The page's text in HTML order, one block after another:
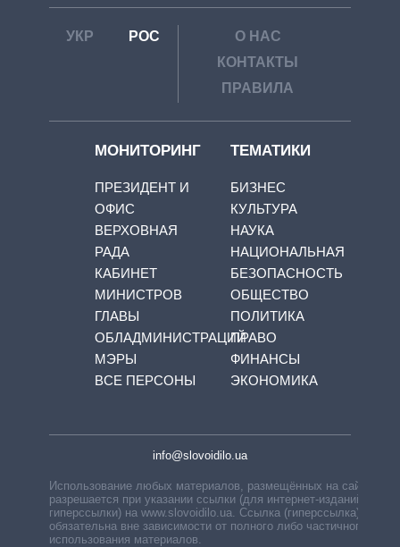
УКР РОС
О НАС
КОНТАКТЫ
ПРАВИЛА
МОНИТОРИНГ
ПРЕЗИДЕНТ И
ОФИС
ВЕРХОВНАЯ
РАДА
КАБИНЕТ
МИНИСТРОВ
ГЛАВЫ
ОБЛАДМИНИСТРАЦИЙ
МЭРЫ
ВСЕ ПЕРСОНЫ
ТЕМАТИКИ
БИЗНЕС
КУЛЬТУРА
НАУКА
НАЦИОНАЛЬНАЯ
БЕЗОПАСНОСТЬ
ОБЩЕСТВО
ПОЛИТИКА
ПРАВО
ФИНАНСЫ
ЭКОНОМИКА
info@slovoidilo.ua
Использование любых материалов, размещённых на сайте,
разрешается при указании ссылки (для интернет-изданий —
гиперссылки) на www.slovoidilo.ua. Ссылка (гиперссылка)
обязательна вне зависимости от полного либо частичного
использования материалов.